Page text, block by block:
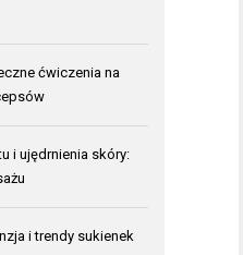
ćwiczenia na
i ujędrnienia skóry:
i trendy sukienek